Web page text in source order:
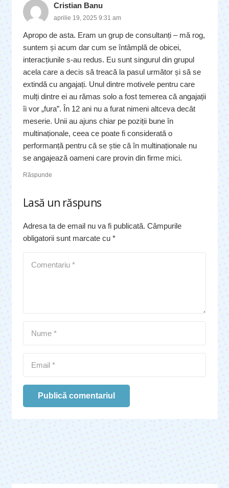
Cristian Banu
aprilie 19, 2025 9:31 am
Apropo de asta. Eram un grup de consultanți – mă rog,
suntem și acum dar cum se întâmplă de obicei,
interacțiunile s-au redus. Eu sunt singurul din grupul
acela care a decis să treacă la pasul următor și să se
extindă cu angajați. Unul dintre motivele pentru care
mulți dintre ei au rămas solo a fost temerea că angajații
îi vor „fura”. În 12 ani nu a furat nimeni altceva decât
meserie. Unii au ajuns chiar pe poziții bune în
multinaționale, ceea ce poate fi considerată o
performanță pentru că se știe că în multinaționale nu
se angajează oameni care provin din firme mici.
Răspunde
Lasă un răspuns
Adresa ta de email nu va fi publicată. Câmpurile
obligatorii sunt marcate cu *
Publică comentariul